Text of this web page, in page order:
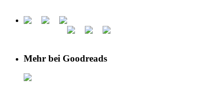
Mehr bei Goodreads